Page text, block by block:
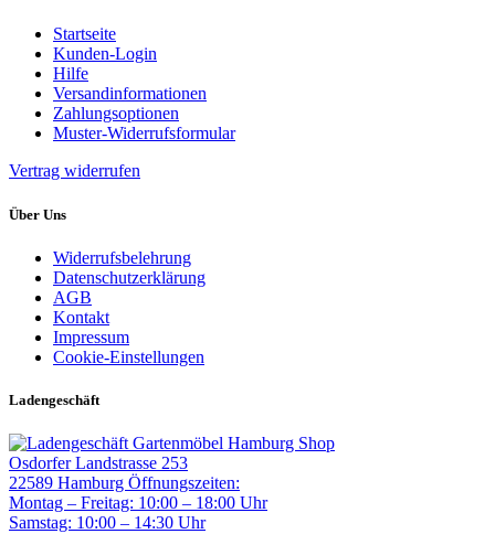
Startseite
Kunden-Login
Hilfe
Versandinformationen
Zahlungsoptionen
Muster-Widerrufsformular
Vertrag widerrufen
Über Uns
Widerrufsbelehrung
Datenschutzerklärung
AGB
Kontakt
Impressum
Cookie-Einstellungen
Ladengeschäft
Gartenmöbel Hamburg Shop
Osdorfer Landstrasse 253
22589 Hamburg Öffnungszeiten:
Montag – Freitag: 10:00 – 18:00 Uhr
Samstag: 10:00 – 14:30 Uhr